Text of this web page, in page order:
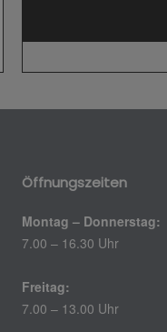
Öffnungszeiten
Montag – Donnerstag:
7.00 – 16.30 Uhr
Freitag:
7.00 – 13.00 Uhr